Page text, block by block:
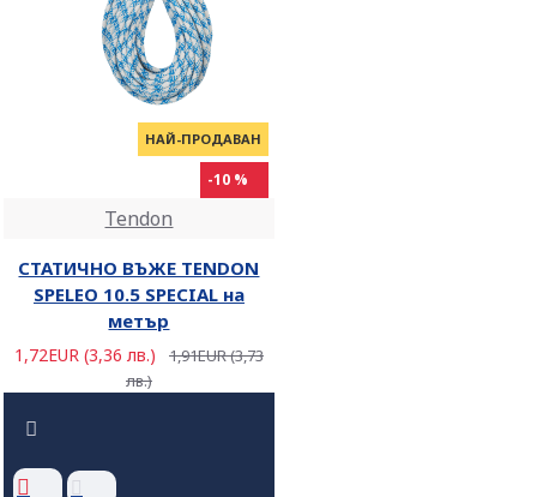
НАЙ-ПРОДАВАН
-10 %
Tendon
СТАТИЧНО ВЪЖЕ TENDON
SPELEO 10.5 SPECIAL на
метър
1,72EUR (3,36 лв.)
1,91EUR (3,73
лв.)